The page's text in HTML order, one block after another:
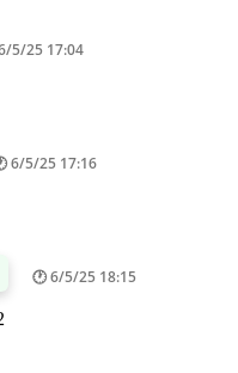
5/25 17:04
6/5/25 17:16
6/5/25 18:15